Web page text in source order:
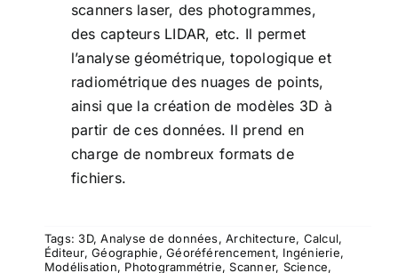
scanners laser, des photogrammes,
des capteurs LIDAR, etc. Il permet
l’analyse géométrique, topologique et
radiométrique des nuages de points,
ainsi que la création de modèles 3D à
partir de ces données. Il prend en
charge de nombreux formats de
fichiers.
Tags: 3D,Analyse de données,Architecture, Calcul,
Éditeur,Géographie,Géoréférencement, Ingénierie,
Modélisation, Photogrammétrie,Scanner, Science,